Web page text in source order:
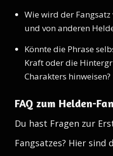
Wie wird der
und von anderen
Könnte die Phrase
Kraft oder die
Charakters hinweisen?
FAQ zum Helden-
Du hast Fragen zur
Fangsatzes? Hier sind